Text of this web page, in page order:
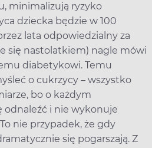
minimalizują ryzyko
dziecka będzie w 100
lata odpowiedzialny za
się nastolatkiem) nagle mówi
diabetykowi. Temu
o cukrzycy – wszystko
bo o każdym
odnaleźć i nie wykonuje
nie przypadek, że gdy
się pogarszają. Z